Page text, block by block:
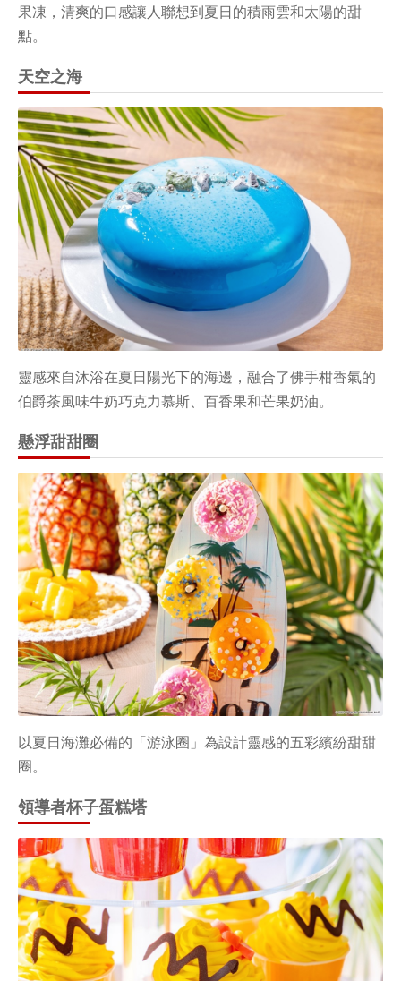
果凍，清爽的口感讓人聯想到夏日的積雨雲和太陽的甜
點。
天空之海
靈感來自沐浴在夏日陽光下的海邊，融合了佛手柑香氣的
伯爵茶風味牛奶巧克力慕斯、百香果和芒果奶油。
懸浮甜甜圈
以夏日海灘必備的「游泳圈」為設計靈感的五彩繽紛甜甜
圈。
領導者杯子蛋糕塔